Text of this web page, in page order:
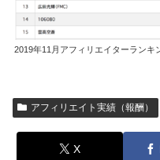
2019年11月アフィリエイターランキ
アフィリエイト実績（報酬）
X